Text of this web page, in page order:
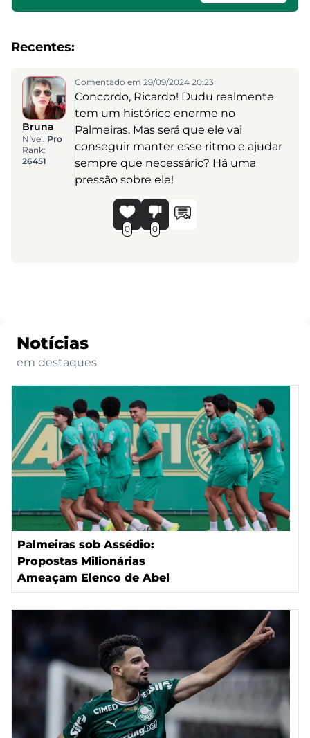
Recentes:
Bruna
Nível: Pro
Rank:
26451
Comentado em 29/09/2024 20:23
Concordo, Ricardo! Dudu realmente
tem um histórico enorme no
Palmeiras. Mas será que ele vai
conseguir manter esse ritmo e ajudar
sempre que necessário? Há uma
pressão sobre ele!
0 0
Notícias
em destaques
Palmeiras sob Assédio:
Propostas Milionárias
Ameaçam Elenco de Abel